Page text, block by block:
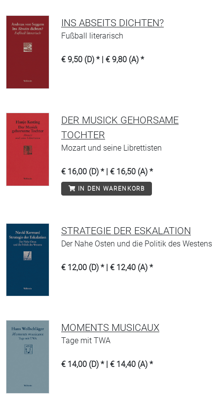
INS ABSEITS DICHTEN?
Fußball literarisch
€ 9,50 (D) * | € 9,80 (A) *
DER MUSICK GEHORSAME
TOCHTER
Mozart und seine Librettisten
€ 16,00 (D) * | € 16,50 (A) *
IN DEN WARENKORB
STRATEGIE DER ESKALATION
Der Nahe Osten und die Politik des Westens
€ 12,00 (D) * | € 12,40 (A) *
MOMENTS MUSICAUX
Tage mit TWA
€ 14,00 (D) * | € 14,40 (A) *